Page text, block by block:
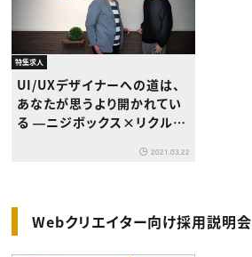
特集求人
UI/UXデザイナーへの道は、
あなたが思うより開かれてい
る ―ニジボックス×リクルー
2021.03.22
Webクリエイター向け採用説明会